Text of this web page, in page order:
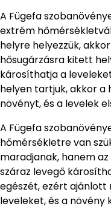
A Fügefa
extrém
helyre helyezzük,
hősugárzásra kitett
károsíthatja a
helyen tartjuk, akkor a
növényt, és a levelek
A Fügefa
hőmérsékletre van
maradjanak, hanem
száraz levegő
egészét, ezért
leveleket, és a növény